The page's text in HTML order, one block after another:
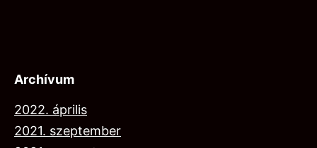
Archívum
2022. április
2021. szeptember